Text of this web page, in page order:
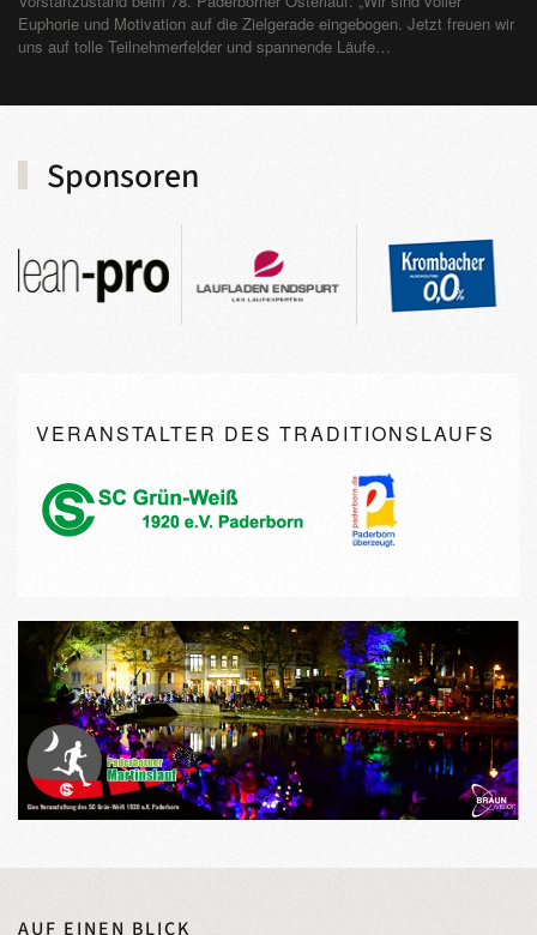
Euphorie und Motivation auf die Zielgerade eingebogen. Jetzt freuen wir
uns auf tolle Teilnehmerfelder und spannende Läufe…
Sponsoren
VERANSTALTER DES TRADITIONSLAUFS
AUF EINEN BLICK